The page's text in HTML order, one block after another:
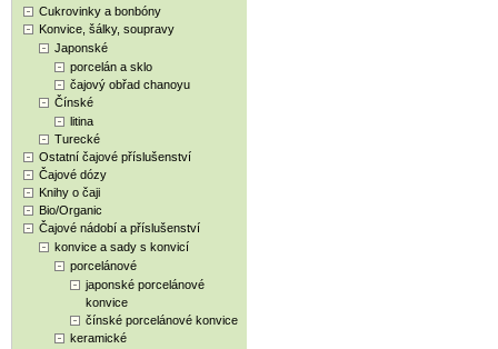
Cukrovinky a bonbóny
Konvice, šálky, soupravy
Japonské
porcelán a sklo
čajový obřad chanoyu
Čínské
litina
Turecké
Ostatní čajové příslušenství
Čajové dózy
Knihy o čaji
Bio/Organic
Čajové nádobí a příslušenství
konvice a sady s konvicí
porcelánové
japonské porcelánové
konvice
čínské porcelánové konvice
keramické